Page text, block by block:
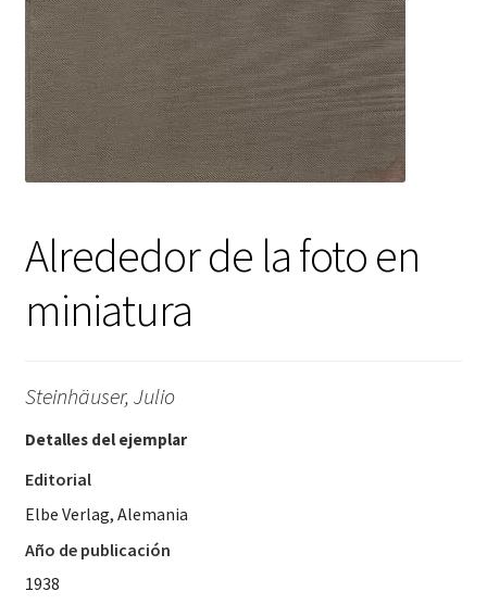
Alrededor de la foto en
miniatura
Steinhäuser, Julio
Detalles del ejemplar
Editorial
Elbe Verlag, Alemania
Año de publicación
1938